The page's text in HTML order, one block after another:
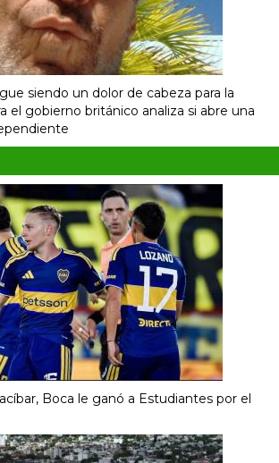
siendo un dolor de cabeza para la
el gobierno británico analiza si abre una
Boca le ganó a Estudiantes por el